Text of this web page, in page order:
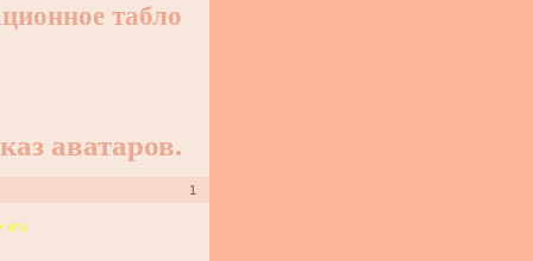
табло
аватаров.
1